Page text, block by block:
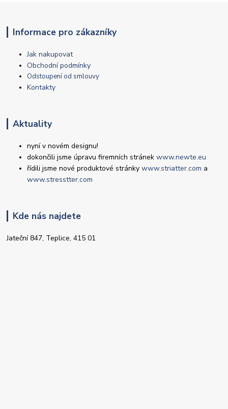
Informace pro zákazníky
Jak nakupovat
Obchodní podmínky
Odstoupení od smlouvy
Kontakty
Aktuality
nyní v novém designu!
dokončili jsme úpravu firemních stránekwww.newte.eu
řídili jsme nové produktové stránkywww.striatter.com a
www.stresstter.com
Kde nás najdete
Jateční 847, Teplice, 415 01